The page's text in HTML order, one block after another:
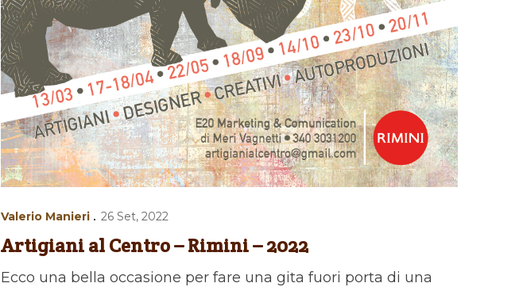
Valerio Manieri 26 Set, 2022
Artigiani al Centro – Rimini – 2022
Ecco una bella occasione per fare una gita fuori porta di una